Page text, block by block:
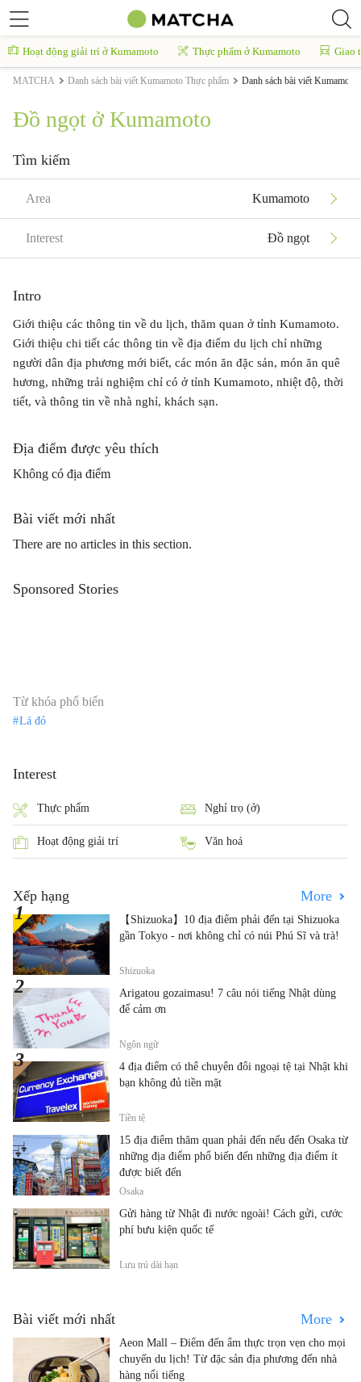
Hoạt động giải trí ở Kumamoto Thực phẩm ở Kumamoto Giao
MATCHA Danh sách bài viết Kumamoto Thực phẩm Danh sách bài viết
Đồ ngọt ở Kumamoto
Tìm kiếm
Area Kumamoto
Interest Đồ ngọt
Intro
Giới thiệu các thông tin về du lịch, thăm quan ở tỉnh Kumamoto.
Giới thiệu chi tiết các thông tin về địa điểm du lịch chỉ những
người dân địa phương mới biết, các món ăn đặc sản, món ăn quê
hương, những trải nghiệm chỉ có ở tỉnh Kumamoto, nhiệt độ, thời
tiết, và thông tin về nhà nghỉ, khách sạn.
Địa điểm được yêu thích
Không có địa điểm
Bài viết mới nhất
There are no articles in this section.
Sponsored Stories
Từ khóa phổ biến
Lá đỏ
Interest
Thực phẩm Nghỉ trọ (ở)
Hoạt động giải trí Văn hoá
Xếp hạng More
【Shizuoka】10 địa điểm phải đến tại Shizuoka
gần Tokyo - nơi không chỉ có núi Phú Sĩ và trà!
Shizuoka
Arigatou gozaimasu! 7 câu nói tiếng Nhật dùng
để cảm ơn
Ngôn ngữ
4 địa điểm có thể chuyển đổi ngoại tệ tại Nhật khi
bạn không đủ tiền mặt
Tiền tệ
15 địa điểm thăm quan phải đến nếu đến Osaka từ
những địa điểm phổ biến đến những địa điểm ít
được biết đến
Osaka
Gửi hàng từ Nhật đi nước ngoài! Cách gửi, cước
phí bưu kiện quốc tế
Lưu trú dài hạn
Bài viết mới nhất More
Aeon Mall – Điểm đến ẩm thực trọn vẹn cho mọi
chuyến du lịch! Từ đặc sản địa phương đến nhà
hàng nổi tiếng